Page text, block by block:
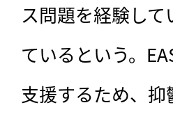
ス問題を経験し
ているという。
支援するため、